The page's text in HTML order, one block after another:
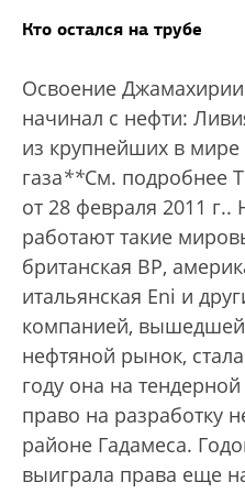
Кто остался на трубе
Освоение
начинал с нефти:
из крупнейших в
газа**См. подробнее
от 28 февраля 2011 г..
работают такие
британская BP,
итальянская Eni и
компанией,
нефтяной рынок,
году она на
право на разработку
районе Гадамеса.
выиграла права еще